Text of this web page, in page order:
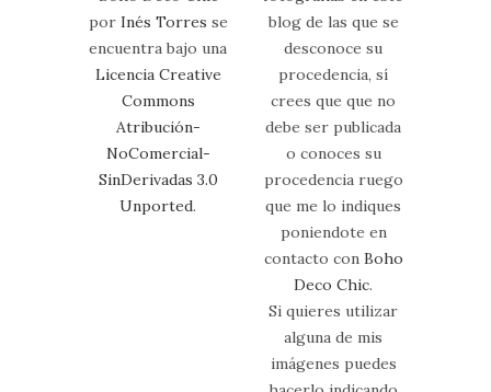
por Inés Torres se
encuentra bajo una
Licencia Creative
Commons
Atribución-
NoComercial-
SinDerivadas 3.0
Unported.
blog de las que se
desconoce su
procedencia, sí
crees que que no
debe ser publicada
o conoces su
procedencia ruego
que me lo indiques
poniendote en
contacto con Boho
Deco Chic.
Si quieres utilizar
alguna de mis
imágenes puedes